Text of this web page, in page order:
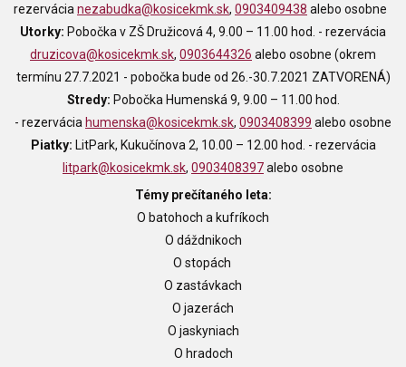
rezervácia nezabudka@kosicekmk.sk, 0903409438 alebo osobne
Utorky: Pobočka v ZŠ Družicová 4, 9.00 – 11.00 hod. - rezervácia
druzicova@kosicekmk.sk, 0903644326 alebo osobne (okrem
termínu 27.7.2021 - pobočka bude od 26.-30.7.2021 ZATVORENÁ)
Stredy: Pobočka Humenská 9, 9.00 – 11.00 hod.
- rezervácia humenska@kosicekmk.sk, 0903408399 alebo osobne
Piatky: LitPark, Kukučínova 2, 10.00 – 12.00 hod. - rezervácia
litpark@kosicekmk.sk, 0903408397alebo osobne
Témy prečítaného leta:
O batohoch a kufríkoch
O dáždnikoch
O stopách
O zastávkach
O jazerách
O jaskyniach
O hradoch